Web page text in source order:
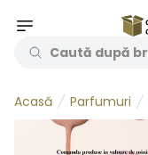
Acasă Parfumuri